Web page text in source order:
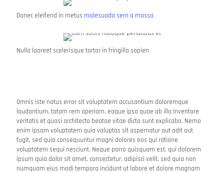
Donec eleifend in metus malesuada sem a massa
Nulla laoreet scelerisque tortor in fringilla sapien
Omnis iste natus error sit voluptatem accusantium doloremque
laudantium, totam rem aperiam, eaque ipsa quae ab illo inventore
veritatis et quasi architecto beatae vitae dicta sunt explicabo. Nemo
enim ipsam voluptatem quia voluptas sit aspernatur aut odit aut
fugit, sed quia consequuntur magni dolores eos qui ratione
voluptatem sequi nesciunt. Neque porro quisquam est, qui dolorem
ipsum quia dolor sit amet, consectetur, adipisci velit, sed quia non
numquam eius modi tempora incidunt ut labore et dolore magnam